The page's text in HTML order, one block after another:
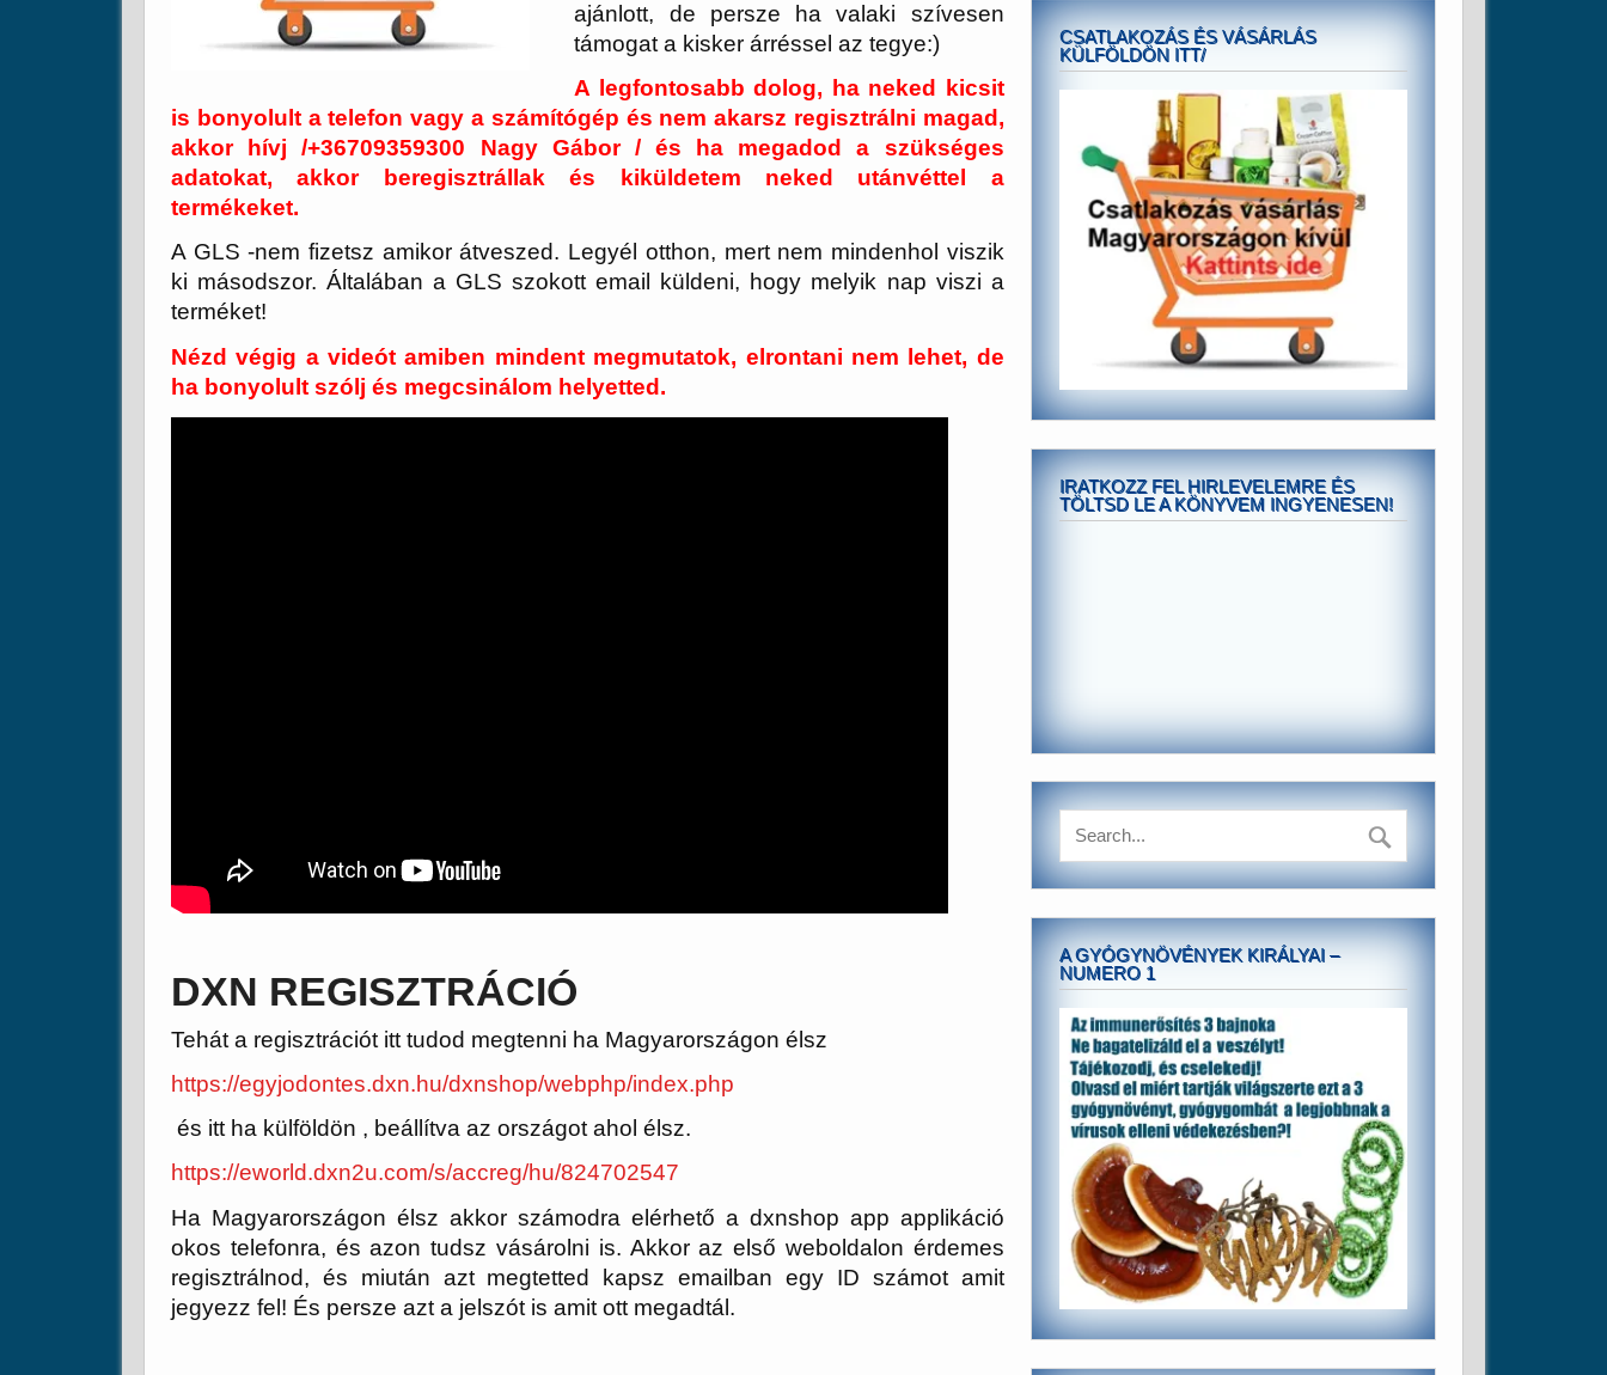
ajánlott, de persze ha valaki szívesen
támogat a kisker árréssel az tegye:)
A legfontosabb dolog, ha neked kicsit
is bonyolult a telefon vagy a számítógép és nem akarsz regisztrálni magad,
akkor hívj /+36709359300 Nagy Gábor / és ha megadod a szükséges
adatokat, akkor beregisztrállak és kiküldetem neked utánvéttel a
termékeket.
A GLS -nem fizetsz amikor átveszed. Legyél otthon, mert nem mindenhol viszik
ki másodszor. Általában a GLS szokott email küldeni, hogy melyik nap viszi a
terméket!
Nézd végig a videót amiben mindent megmutatok, elrontani nem lehet, de
ha bonyolult szólj és megcsinálom helyetted.
DXN REGISZTRÁCIÓ
Tehát a regisztrációt itt tudod megtenni ha Magyarországon élsz
https://egyjodontes.dxn.hu/dxnshop/webphp/index.php
és itt ha külföldön , beállítva az országot ahol élsz.
https://eworld.dxn2u.com/s/accreg/hu/824702547
Ha Magyarországon élsz akkor számodra elérhető a dxnshop app applikáció
okos telefonra, és azon tudsz vásárolni is. Akkor az első weboldalon érdemes
regisztrálnod, és miután azt megtetted kapsz emailban egy ID számot amit
jegyezz fel! És persze azt a jelszót is amit ott megadtál.
CSATLAKOZÁS ÉS VÁSÁRLÁS
KÜLFÖLDÖN ITT/
IRATKOZZ FEL HIRLEVELEMRE ÉS
TÖLTSD LE A KÖNYVEM INGYENESEN!
A GYÓGYNÖVÉNYEK KIRÁLYAI –
NUMERO 1